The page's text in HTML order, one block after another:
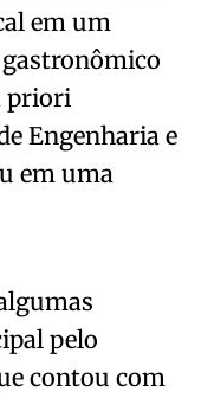
em um
priori
Engenharia e
em uma
pelo
contou com